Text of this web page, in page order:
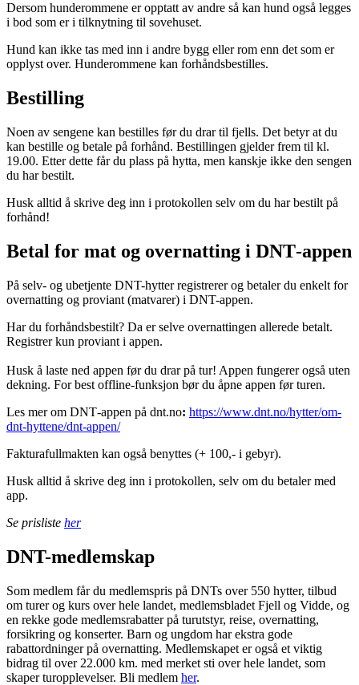
Dersom hunderommene er opptatt av andre så kan hund også legges
i bod som er i tilknytning til sovehuset.
Hund kan ikke tas med inn i andre bygg eller rom enn det som er
opplyst over. Hunderommene kan forhåndsbestilles.
Bestilling
Noen av sengene kan bestilles før du drar til fjells. Det betyr at du
kan bestille og betale på forhånd. Bestillingen gjelder frem til kl.
19.00. Etter dette får du plass på hytta, men kanskje ikke den sengen
du har bestilt.
Husk alltid å skrive deg inn i protokollen selv om du har bestilt på
forhånd!
Betal for mat og overnatting i DNT‑appen
På selv- og ubetjente DNT-hytter registrerer og betaler du enkelt for
overnatting og proviant (matvarer) i DNT-appen.
Har du forhåndsbestilt? Da er selve overnattingen allerede betalt.
Registrer kun proviant i appen.
Husk å laste ned appen før du drar på tur! Appen fungerer også uten
dekning. For best offline‑funksjon bør du åpne appen før turen.
Les mer om DNT‑appen på dnt.no: https://www.dnt.no/hytter/om-
dnt-hyttene/dnt-appen/
Fakturafullmakten kan også benyttes (+ 100,- i gebyr).
Husk alltid å skrive deg inn i protokollen, selv om du betaler med
app.
Se prisliste her
DNT-medlemskap
Som medlem får du medlemspris på DNTs over 550 hytter, tilbud
om turer og kurs over hele landet, medlemsbladet Fjell og Vidde, og
en rekke gode medlemsrabatter på turutstyr, reise, overnatting,
forsikring og konserter. Barn og ungdom har ekstra gode
rabattordninger på overnatting. Medlemskapet er også et viktig
bidrag til over 22.000 km. med merket sti over hele landet, som
skaper turopplevelser. Bli medlem her.